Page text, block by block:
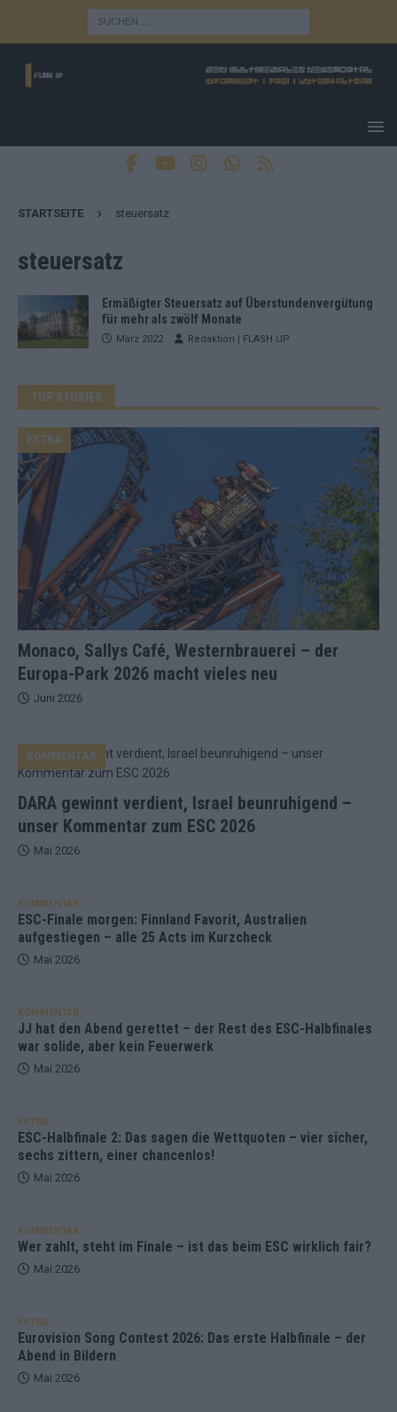
STARTSEITE steuersatz
steuersatz
Ermäßigter Steuersatz auf Überstundenvergütung
für mehr als zwölf Monate
März 2022 Redaktion | FLASH UP
TOP STORIES
Monaco, Sallys Café, Westernbrauerei – der
Europa-Park 2026 macht vieles neu
EXTRA
Juni 2026
DARA gewinnt verdient, Israel beunruhigend –
unser Kommentar zum ESC 2026
KOMMENTAR
Mai 2026
KOMMENTAR
ESC-Finale morgen: Finnland Favorit, Australien
aufgestiegen – alle 25 Acts im Kurzcheck
Mai 2026
KOMMENTAR
JJ hat den Abend gerettet – der Rest des ESC-Halbfinales
war solide, aber kein Feuerwerk
Mai 2026
EXTRA
ESC-Halbfinale 2: Das sagen die Wettquoten – vier sicher,
sechs zittern, einer chancenlos!
Mai 2026
KOMMENTAR
Wer zahlt, steht im Finale – ist das beim ESC wirklich fair?
Mai 2026
EXTRA
Eurovision Song Contest 2026: Das erste Halbfinale – der
Abend in Bildern
Mai 2026